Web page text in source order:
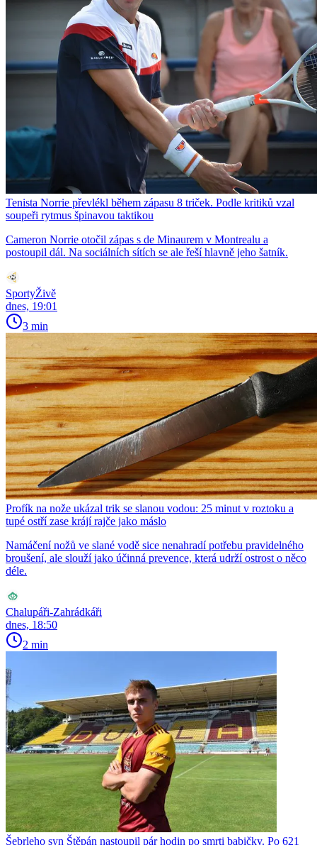
Tenista Norrie převlékl během zápasu 8 triček. Podle kritiků vzal
soupeři rytmus špinavou taktikou
Cameron Norrie otočil zápas s de Minaurem v Montrealu a
postoupil dál. Na sociálních sítích se ale řeší hlavně jeho šatník.
SportyŽivě
dnes, 19:01
3 min
Profík na nože ukázal trik se slanou vodou: 25 minut v roztoku a
tupé ostří zase krájí rajče jako máslo
Namáčení nožů ve slané vodě sice nenahradí potřebu pravidelného
broušení, ale slouží jako účinná prevence, která udrží ostrost o něco
déle.
Chalupáři-Zahrádkáři
dnes, 18:50
2 min
Šebrleho syn Štěpán nastoupil pár hodin po smrti babičky. Po 621